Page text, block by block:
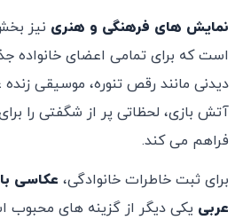
نمایش ‌های فرهنگی و هنری نیز
است که برای تمامی اعضای خانواده
دیدنی مانند رقص تنوره، موسیقی
آتش ‌بازی، لحظاتی پر از شگفتی را
فراهم می ‌کند.
برای ثبت خاطرات خانوادگی، عکاسی
عربی یکی دیگر از گزینه‌ های محبوب